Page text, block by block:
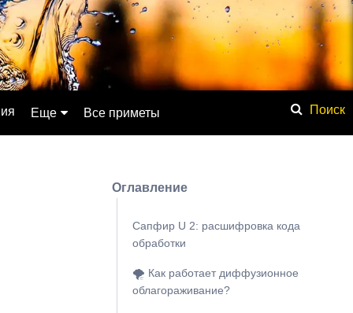
Еще
Физические явления
Все приметы
Оглавление
Сапфир U 2: расшифровка кода
обработки
🌪️ Как работает диффузионное
облагораживание?